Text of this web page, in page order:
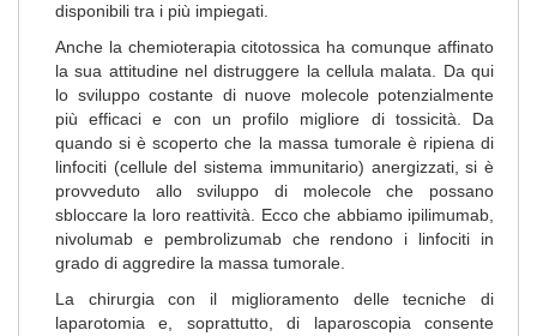
disponibili tra i più impiegati.
Anche la chemioterapia citotossica ha comunque affinato
la sua attitudine nel distruggere la cellula malata. Da qui
lo sviluppo costante di nuove molecole potenzialmente
più efficaci e con un profilo migliore di tossicità. Da
quando si è scoperto che la massa tumorale è ripiena di
linfociti (cellule del sistema immunitario) anergizzati, si è
provveduto allo sviluppo di molecole che possano
sbloccare la loro reattività. Ecco che abbiamo ipilimumab,
nivolumab e pembrolizumab che rendono i linfociti in
grado di aggredire la massa tumorale.
La chirurgia con il miglioramento delle tecniche di
laparotomia e, soprattutto, di laparoscopia consente